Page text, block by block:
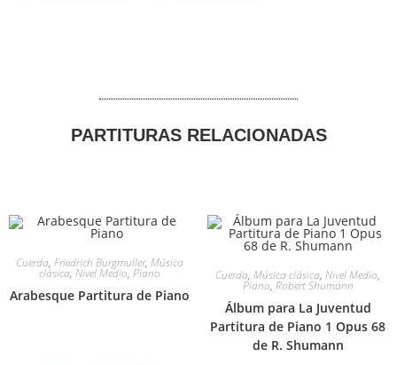
PARTITURAS RELACIONADAS
Cuerda, Friedrich Burgmuller, Música
clásica, Nivel Medio, Piano
Arabesque Partitura de Piano
Cuerda, Música clásica, Nivel Medio,
Piano, Robert Shumann
Álbum para La Juventud
Partitura de Piano 1 Opus 68
de R. Shumann